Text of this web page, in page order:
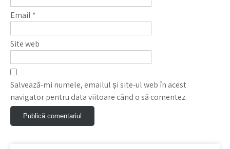
Email *
Site web
Salvează-mi numele, emailul și site-ul web în acest
navigator pentru data viitoare când o să comentez.